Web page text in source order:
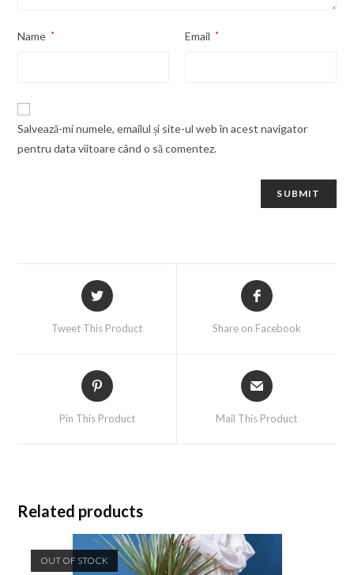
Name * Email *
Salvează-mi numele, emailul și site-ul web în acest navigator
pentru data viitoare când o să comentez.
Tweet This Product Share on Facebook
Pin This Product Mail This Product
Related products
OUT OF STOCK